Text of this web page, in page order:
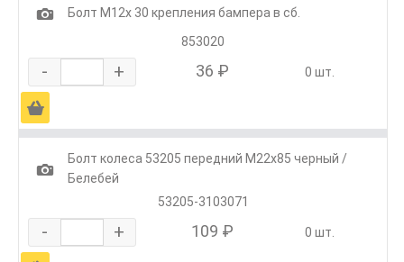
1
Болт М12х 30 крепления бампера в сб.
853020
- + 36 ₽ 0 шт.
Ä
1
Болт колеса 53205 передний М22х85 черный /
Белебей
53205-3103071
- + 109 ₽ 0 шт.